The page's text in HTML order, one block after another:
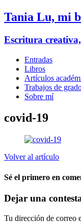
Tania Lu, mi
Escritura
Entradas
Libros
Artículos
Trabajos de
Sobre mí
covid-19
Volver al artículo
Sé el primero en
Dejar una
Tu dirección de correo